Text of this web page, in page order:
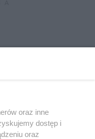
boczne z tyłu
nawet
na homologację
oraz inne
dostęp i
oraz